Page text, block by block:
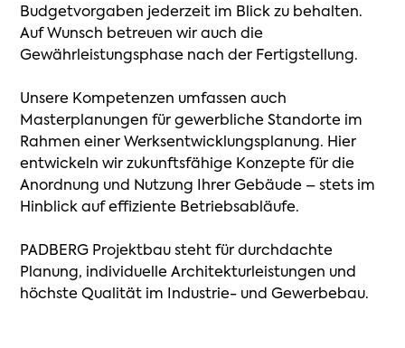
Budgetvorgaben jederzeit im Blick zu behalten.
Auf Wunsch betreuen wir auch die
Gewährleistungsphase nach der Fertigstellung.
Unsere Kompetenzen umfassen auch
Masterplanungen für gewerbliche Standorte im
Rahmen einer Werksentwicklungsplanung. Hier
entwickeln wir zukunftsfähige Konzepte für die
Anordnung und Nutzung Ihrer Gebäude – stets im
Hinblick auf effiziente Betriebsabläufe.
PADBERG Projektbau steht für durchdachte
Planung, individuelle Architekturleistungen und
höchste Qualität im Industrie- und Gewerbebau.